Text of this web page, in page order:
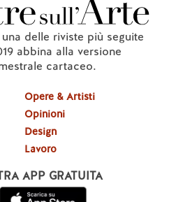
delle riviste più seguite
abbina alla versione
cartaceo.
Opere & Artisti
Opinioni
Design
Lavoro
APP GRATUITA